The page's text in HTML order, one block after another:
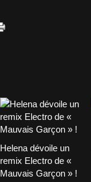
Helena dévoile un
remix Electro de «
Mauvais Garçon » !